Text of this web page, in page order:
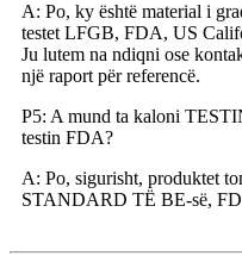
A: Po, ky është material i
testet LFGB, FDA, US
Ju lutem na ndiqni ose
një raport për referencë.
P5: A mund ta kaloni
testin FDA?
A: Po, sigurisht, produktet
STANDARD TË BE-së,